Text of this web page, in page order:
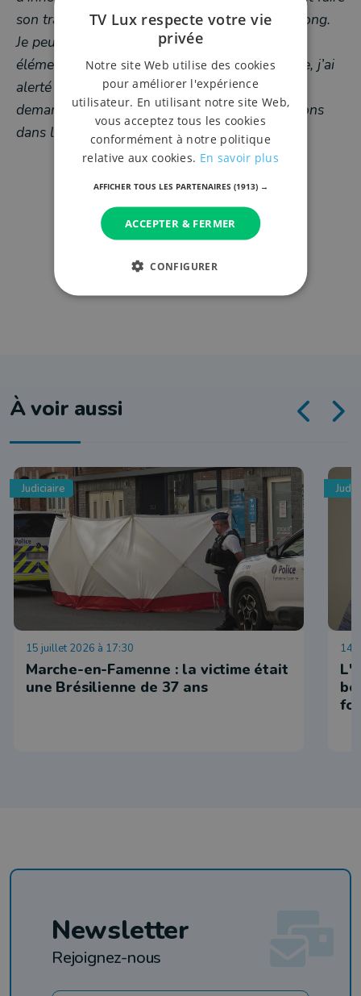
son travail. Mais le temps judiciaire peut être long.
Je peux juste vous dire que par rapport aux
éléments qui ont été portés à ma connaissance, j’ai
alerté la Fédération Wallonie-Bruxelles et j’ai
demandé de prendre des mesures de précautions
dans l’intérêt des jeunes”.
À voir aussi
Judiciaire
15 juillet 2026 à 17:30
Marche-en-Famenne : la victime était
une Brésilienne de 37 ans
14
Newsletter
Rejoignez-nous
TV Lux respecte votre vie
privée
Notre site Web utilise des cookies
pour améliorer l'expérience
utilisateur. En utilisant notre site Web,
vous acceptez tous les cookies
conformément à notre politique
relative aux cookies. En savoir plus
AFFICHER TOUS LES PARTENAIRES (1913) →
ACCEPTER & FERMER
CONFIGURER